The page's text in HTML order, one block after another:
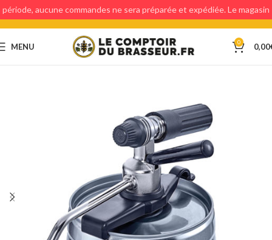
MENU 0 0,00
période, aucune commandes ne sera préparée et expédiée. Le magasin
étant fermé, aucun retraits en magasin ne sera possible.